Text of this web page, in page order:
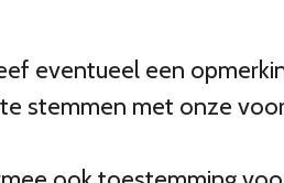
eventueel een
stemmen met onze